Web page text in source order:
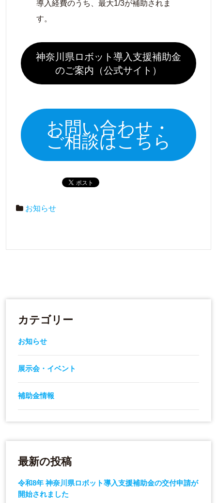
導入経費のうち、最大1/3が補助されま
す。
神奈川県ロボット導入支援補助金
のご案内（公式サイト）
お問い合わせ・
ご相談はこちら
お知らせ
カテゴリー
お知らせ
展示会・イベント
補助金情報
最新の投稿
令和8年 神奈川県ロボット導入支援補助金の交付申請が
開始されました